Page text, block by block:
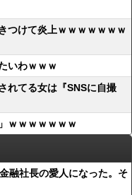
つけて炎上ｗｗｗｗｗｗｗ
いわｗｗｗ
れてる女は『SNSに自撮
ｗｗｗｗｗｗｗ
融社長の愛人になった。そ